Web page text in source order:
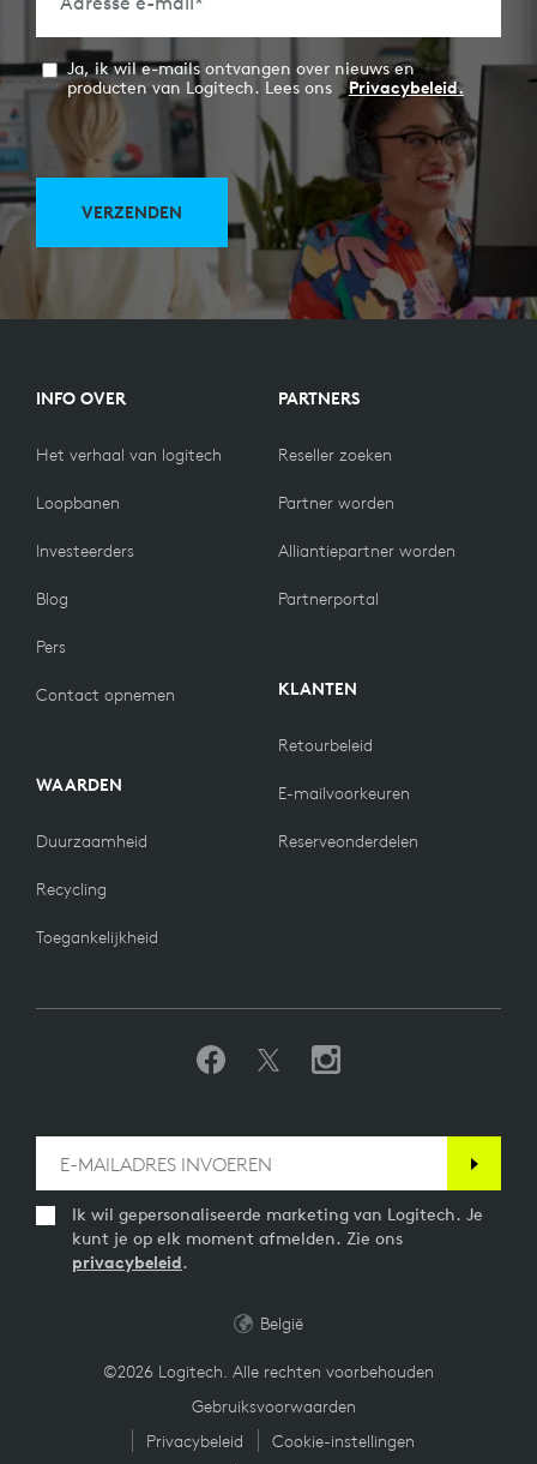
Ja, ik wil e-mails ontvangen over nieuws en
producten van Logitech. Lees ons
Privacybeleid.
VERZENDEN
INFO OVER
Het verhaal van logitech
Loopbanen
Investeerders
Blog
Pers
Contact opnemen
WAARDEN
Duurzaamheid
Recycling
Toegankelijkheid
PARTNERS
Reseller zoeken
Partner worden
Alliantiepartner worden
Partnerportal
KLANTEN
Retourbeleid
E-mailvoorkeuren
Reserveonderdelen
Ik wil gepersonaliseerde marketing van Logitech. Je
kunt je op elk moment afmelden. Zie ons
privacybeleid.
©2026 Logitech. Alle rechten voorbehouden
Gebruiksvoorwaarden
Privacybeleid
Cookie-instellingen
België